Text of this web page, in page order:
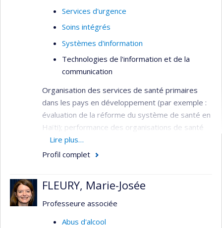
Services d'urgence
Soins intégrés
Systèmes d'information
Technologies de l'information et de la
communication
Organisation des services de santé primaires
dans les pays en développement (par exemple :
évaluation de la réforme du système de santé en
Haïti); performance des organisations de santé
(par exemple : évaluation de la performance des
hôpitaux et des agences d’évaluation des
évaluation de la gestion par programmes
clientèles en milieu psychiatrique, prévention du
services d'urgence (par exemple : évaluation du
Lire plus…
Profil complet
FLEURY, Marie-Josée
Professeure associée
Abus d'alcool